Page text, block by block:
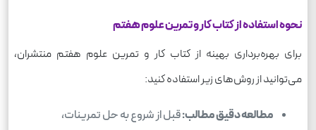
نحوه استفاده از کتاب کار و تمرین علوم هفتم
برای بهره‌برداری بهینه از کتاب کار و تمرین علوم هفتم منتشران،
می‌توانید از روش‌های زیر استفاده کنید:
مطالعه دقیق مطالب:قبل از شروع به حل تمرینات،